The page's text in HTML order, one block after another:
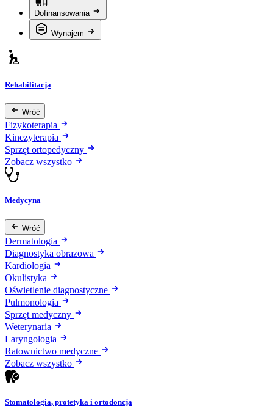
Dofinansowania
Wynajem
Rehabilitacja
Wróć
Fizykoterapia
Kinezyterapia
Sprzęt ortopedyczny
Zobacz wszystko
Medycyna
Wróć
Dermatologia
Diagnostyka obrazowa
Kardiologia
Okulistyka
Oświetlenie diagnostyczne
Pulmonologia
Sprzęt medyczny
Weterynaria
Laryngologia
Ratownictwo medyczne
Zobacz wszystko
Stomatologia, protetyka i ortodoncja